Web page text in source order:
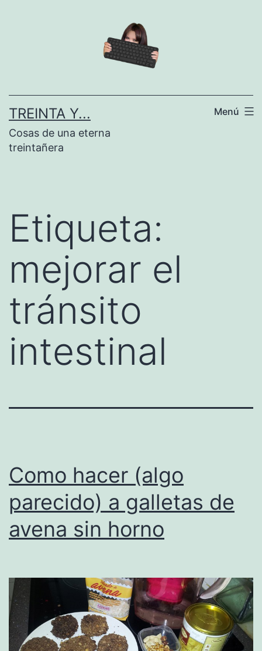
TREINTA Y...
Cosas de una eterna
treintañera
Menú
Etiqueta:
mejorar el
tránsito
intestinal
Como hacer (algo
parecido) a galletas de
avena sin horno